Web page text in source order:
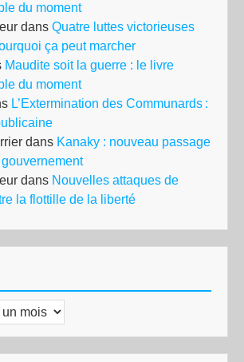
du moment
dans Quatre luttes victorieuses
ça peut marcher
Maudite soit la guerre : le livre
du moment
L’Extermination des Communards :
dans Kanaky : nouveau passage
dans Nouvelles attaques de
la flottille de la liberté